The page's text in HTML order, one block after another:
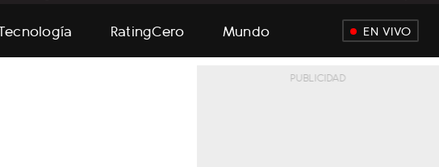
RatingCero Mundo EN VIVO